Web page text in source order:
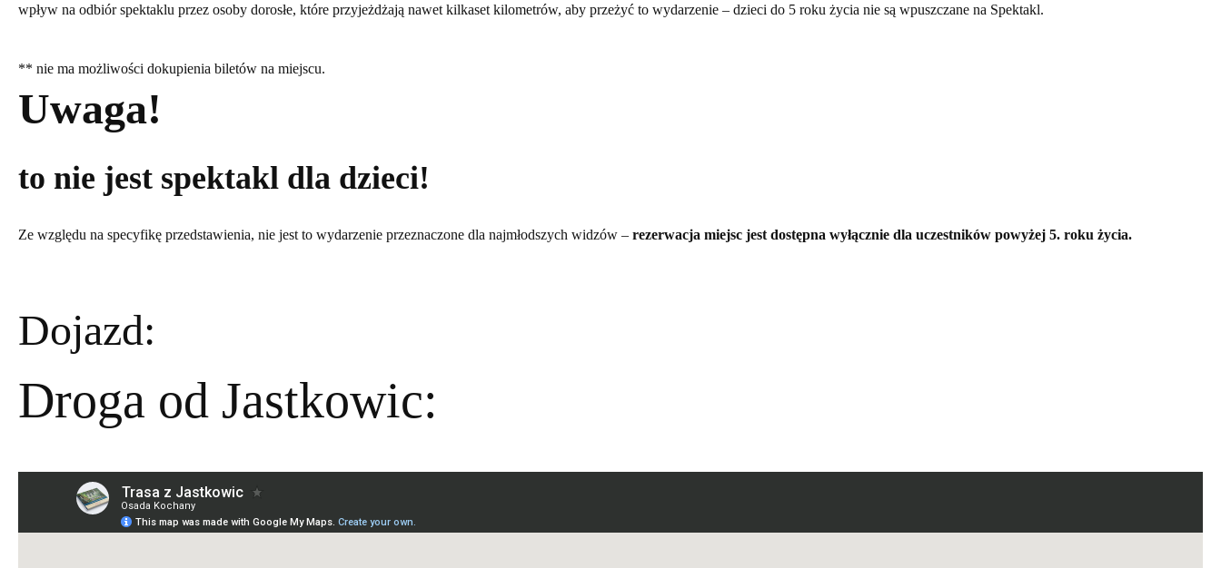
wpływ na odbiór spektaklu przez osoby dorosłe, które przyjeżdżają nawet kilkaset kilometrów, aby przeżyć to wydarzenie – dzieci do 5 roku życia nie są wpuszczane na Spektakl.
** nie ma możliwości dokupienia biletów na miejscu.
Uwaga!
to nie jest spektakl dla dzieci!
Ze względu na specyfikę przedstawienia, nie jest to wydarzenie przeznaczone dla najmłodszych widzów – rezerwacja miejsc jest dostępna wyłącznie dla uczestników powyżej 5. roku życia.
Dojazd:
Droga od Jastkowic: